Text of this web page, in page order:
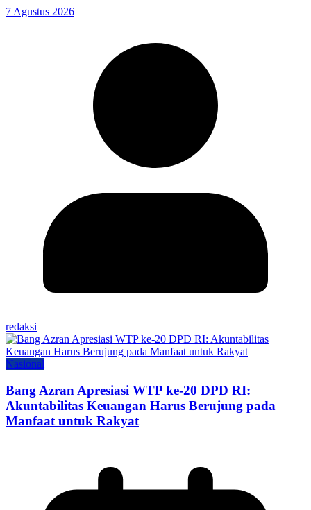
7 Agustus 2026
redaksi
Nasional
Bang Azran Apresiasi WTP ke-20 DPD RI:
Akuntabilitas Keuangan Harus Berujung pada
Manfaat untuk Rakyat